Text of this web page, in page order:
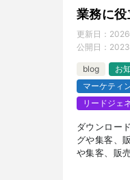
業務に
更新日：
公開日：
blog お
マーケティ
リードジェ
ダウンロー
グや集客、
や集客、販